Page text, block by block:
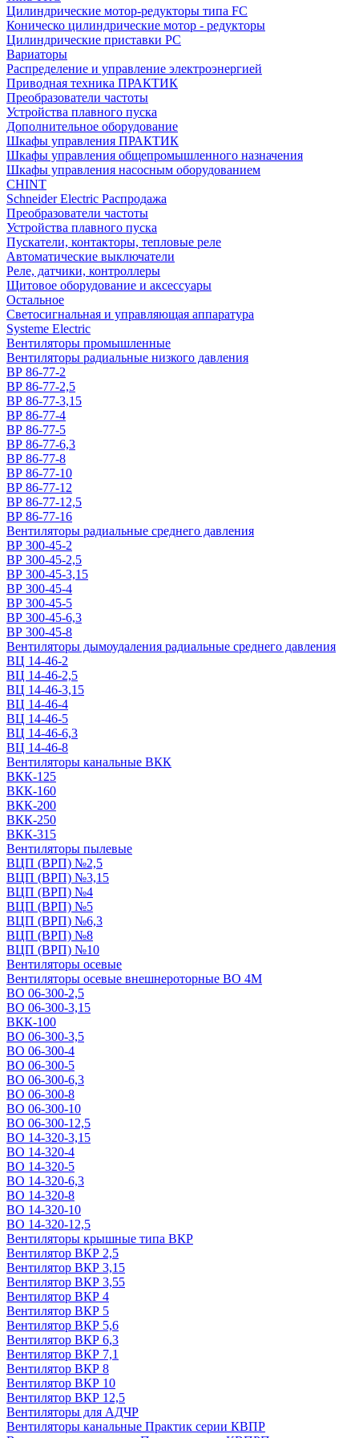
Цилиндрические мотор-редукторы типа FC
Коническо цилиндрические мотор - редукторы
Цилиндрические приставки PC
Вариаторы
Распределение и управление электроэнергией
Приводная техника ПРАКТИК
Преобразователи частоты
Устройства плавного пуска
Дополнительное оборудование
Шкафы управления ПРАКТИК
Шкафы управления общепромышленного назначения
Шкафы управления насосным оборудованием
CHINT
Schneider Electric Распродажа
Преобразователи частоты
Устройства плавного пуска
Пускатели, контакторы, тепловые реле
Автоматические выключатели
Реле, датчики, контроллеры
Щитовое оборудование и аксессуары
Остальное
Светосигнальная и управляющая аппаратура
Systeme Electric
Вентиляторы промышленные
Вентиляторы радиальные низкого давления
ВР 86-77-2
ВР 86-77-2,5
ВР 86-77-3,15
ВР 86-77-4
ВР 86-77-5
ВР 86-77-6,3
ВР 86-77-8
ВР 86-77-10
ВР 86-77-12
ВР 86-77-12,5
ВР 86-77-16
Вентиляторы радиальные среднего давления
ВР 300-45-2
ВР 300-45-2,5
ВР 300-45-3,15
ВР 300-45-4
ВР 300-45-5
ВР 300-45-6,3
ВР 300-45-8
Вентиляторы дымоудаления радиальные среднего давления
ВЦ 14-46-2
ВЦ 14-46-2,5
ВЦ 14-46-3,15
ВЦ 14-46-4
ВЦ 14-46-5
ВЦ 14-46-6,3
ВЦ 14-46-8
Вентиляторы канальные ВКК
ВКК-125
ВКК-160
ВКК-200
ВКК-250
ВКК-315
Вентиляторы пылевые
ВЦП (ВРП) №2,5
ВЦП (ВРП) №3,15
ВЦП (ВРП) №4
ВЦП (ВРП) №5
ВЦП (ВРП) №6,3
ВЦП (ВРП) №8
ВЦП (ВРП) №10
Вентиляторы осевые
Вентиляторы осевые внешнероторные ВО 4М
ВО 06-300-2,5
ВО 06-300-3,15
ВКК-100
ВО 06-300-3,5
ВО 06-300-4
ВО 06-300-5
ВО 06-300-6,3
ВО 06-300-8
ВО 06-300-10
ВО 06-300-12,5
ВО 14-320-3,15
ВО 14-320-4
ВО 14-320-5
ВО 14-320-6,3
ВО 14-320-8
ВО 14-320-10
ВО 14-320-12,5
Вентиляторы крышные типа ВКР
Вентилятор ВКР 2,5
Вентилятор ВКР 3,15
Вентилятор ВКР 3,55
Вентилятор ВКР 4
Вентилятор ВКР 5
Вентилятор ВКР 5,6
Вентилятор ВКР 6,3
Вентилятор ВКР 7,1
Вентилятор ВКР 8
Вентилятор ВКР 10
Вентилятор ВКР 12,5
Вентиляторы для АДЧР
Вентиляторы канальные Практик серии КВПР